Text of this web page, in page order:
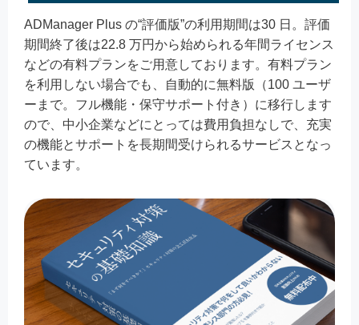
ADManager Plus の“評価版”の利用期間は30 日。評価
期間終了後は22.8 万円から始められる年間ライセンス
などの有料プランをご用意しております。有料プラン
を利用しない場合でも、自動的に無料版（100 ユーザ
ーまで。フル機能・保守サポート付き）に移行します
ので、中小企業などにとっては費用負担なしで、充実
の機能とサポートを長期間受けられるサービスとなっ
ています。